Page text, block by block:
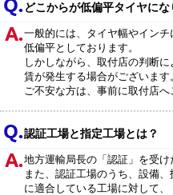
どこからが低偏平タイヤにな
一般的には、タイヤ幅やイン
低偏平としております。
しかしながら、取付店の判断
賃が発生する場合がございます
ご不安な方は、事前に取付店へ
認証工場と指定工場とは？
地方運輸局長の「認証」を受け
また、認証工場のうち、設備
に適合している工場に対して、